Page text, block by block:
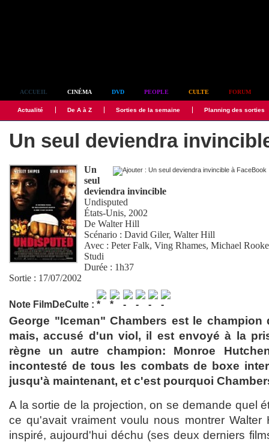
ACCUEIL CINÉMA DVD PEOPLE CULTE FORUM
Actualité De A à Z Sorties de la semaine Planning des sorties
Un seul deviendra
Un
seul
deviendra invincible
Undisputed
États-Unis, 2002
DeWalter Hill
Scénario :David Giler,Walter Hill
Avec :Peter Falk,Ving Rhames,Michael
Studi
Durée : 1h37
Sortie : 17/07/2002
Note FilmDeCulte :
George "Iceman" Chambers est le
mais, accusé d'un viol, il est envoyé à la
règne un autre champion: Monroe
incontesté de tous les combats de boxe
jusqu'à maintenant, et c'est pourquoi
A la sortie de la projection, on se demande quel
ce qu'avait vraiment voulu nous montrer Walter
inspiré, aujourd'hui déchu (ses deux derniers